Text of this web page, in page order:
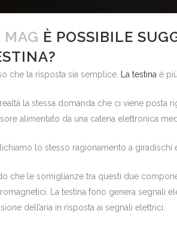
MAG È POSSIBILE
che la risposta sia semplice. La testina è
realtà la stessa domanda che ci viene posta
alimentato da una catena elettronica
lo stesso ragionamento a giradischi
che le somiglianze tra questi due
La testina fono genera segnali
dell’aria in risposta ai segnali elettrici.